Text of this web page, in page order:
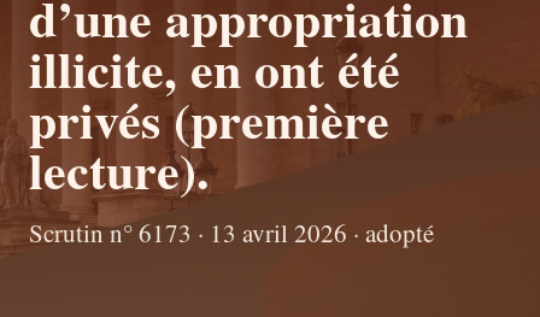
d’une appropriation
illicite, en ont été
privés (première
lecture).
Scrutin n° 6173 · 13 avril 2026 · adopté